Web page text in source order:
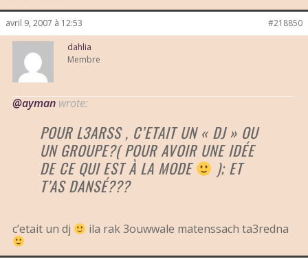
avril 9, 2007 à 12:53 #218850
dahlia
Membre
@ayman wrote:
POUR L3ARSS , C’ETAIT UN « DJ » OU
UN GROUPE?( POUR AVOIR UNE IDÉE
DE CE QUI EST À LA MODE
); ET
T’AS DANSÉ???
c’etait un dj ila rak 3ouwwale matenssach ta3redna